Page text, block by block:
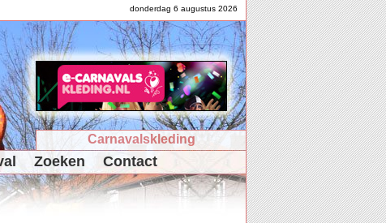
donderdag 6 augustus 2026
Carnavalskleding
Zoeken Contact